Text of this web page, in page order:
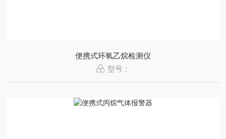
便携式环氧乙烷检测仪
型号：